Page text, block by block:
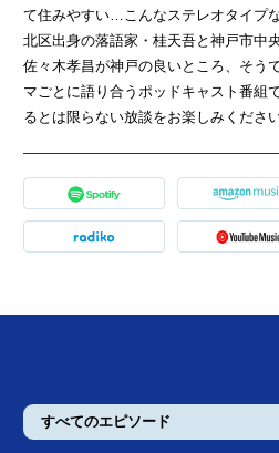
て住みやすい…こんなステレオタイプ
北区出身の落語家・桂天吾と神戸市中
佐々木孝昌が神戸の良いところ、そう
マごとに語り合うポッドキャスト番組
るとは限らない放談をお楽しみください
すべてのエピソード